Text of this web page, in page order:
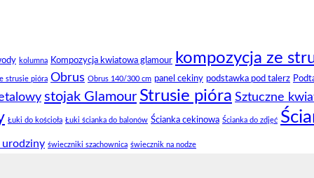
kolumna Kompozycja kwiatowa glamour kompozycja ze
strusie pióra Obrus Obrus 140/300 cm panel cekiny podstawka pod talerz
stojak Glamour Strusie pióra Sztuczne
Łuki do kościoła Łuki ścianka do balonów Ścianka cekinowa Ścianka do zdjęć
urodziny świeczniki szachownica świecznik na nodze